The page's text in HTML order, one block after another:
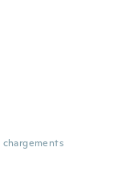
chargements